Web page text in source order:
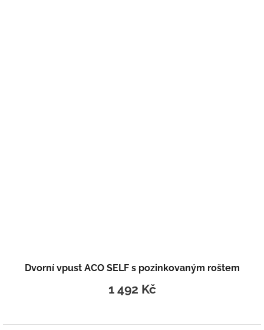
Dvorní vpust ACO SELF s pozinkovaným roštem
1 492 Kč